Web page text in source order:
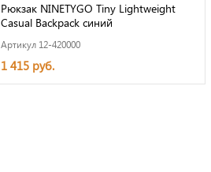
Рюкзак NINETYGO Tiny Lightweight
Casual Backpack синий
Артикул 12-420000
1 415 руб.